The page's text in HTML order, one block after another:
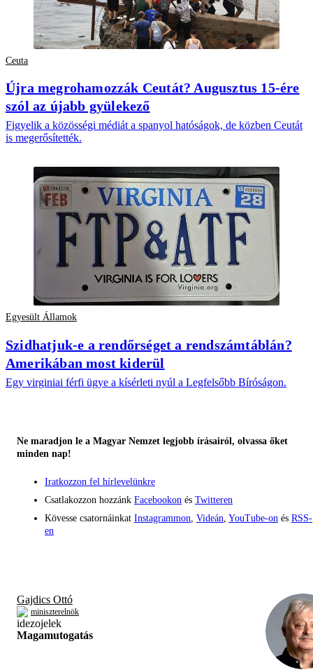
Ceuta
Újra megrohamozzák Ceutát? Augusztus 15-ére
szól az újabb gyülekező
Figyelik a közösségi médiát a spanyol hatóságok, de közben Ceutát
is megerősítették.
Egyesült Államok
Szidhatjuk-e a rendőrséget a rendszámtáblán?
Amerikában most kiderül
Egy virginiai férfi ügye a kísérleti nyúl a Legfelsőbb Bíróságon.
Ne maradjon le a Magyar Nemzet legjobb írásairól, olvassa őket
minden nap!
Iratkozzon fel hírlevelünkre
Csatlakozzon hozzánk Facebookon és Twitteren
Kövesse csatornáinkat Instagrammon Videán YouTube-on és RSS-
en
Gajdics Ottó
miniszterelnök
Magamutogatás